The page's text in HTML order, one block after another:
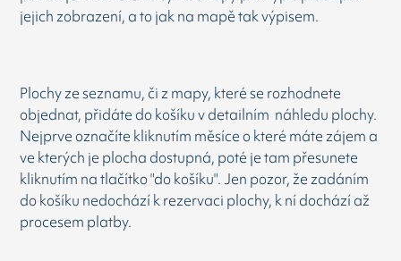
jejich zobrazení, a to jak na mapě tak výpisem.
Plochy ze seznamu, či z mapy, které se rozhodnete
objednat, přidáte do košíku v detailním náhledu plochy.
Nejprve označíte kliknutím měsíce o které máte zájem a
ve kterých je plocha dostupná, poté je tam přesunete
kliknutím na tlačítko "do košíku". Jen pozor, že zadáním
do košíku nedochází k rezervaci plochy, k ní dochází až
procesem platby.